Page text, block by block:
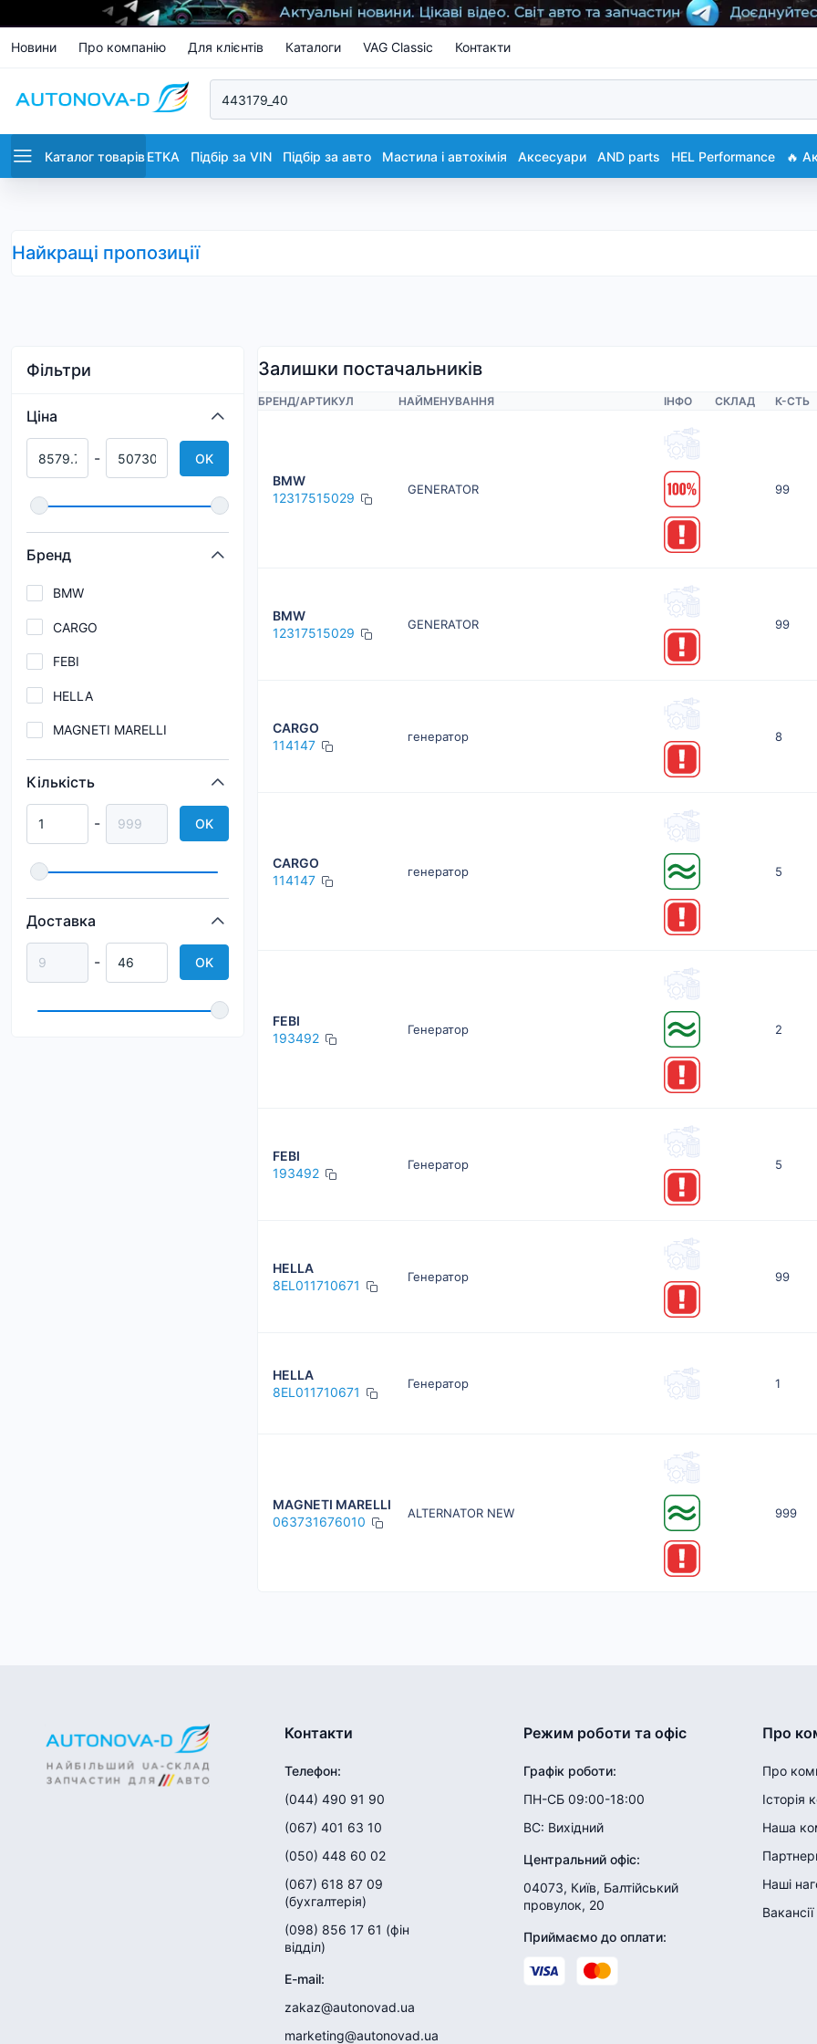
Новини Про компанію Для клієнтів Каталоги VAG Classic Контакти
Каталог товарівETKA Підбір за VIN Підбір за авто Мастила і автохімія Аксесуари AND parts HEL Performance 🔥
Найкращі пропозиції
Фільтри
Ціна
- OK
Бренд
BMW
CARGO
FEBI
HELLA
MAGNETI MARELLI
Кількість
- OK
Доставка
- OK
Залишки постачальників
БРЕНД/АРТИКУЛ НАЙМЕНУВАННЯ ІНФО СКЛАД К-CТЬ
BMW
12317515029
GENERATOR 99
BMW
12317515029
GENERATOR 99
CARGO
114147
генератор 8
CARGO
114147
генератор 5
FEBI
193492
Генератор 2
FEBI
193492
Генератор 5
HELLA
8EL011710671
Генератор 99
HELLA
8EL011710671
Генератор 1
MAGNETI MARELLI
063731676010
ALTERNATOR NEW 999
Контакти
Телефон:
(044) 490 91 90
(067) 401 63 10
(050) 448 60 02
(067) 618 87 09
(бухгалтерія)
(098) 856 17 61 (фін
відділ)
E-mail:
zakaz@autonovad.ua
marketing@autonovad.ua
Режим роботи та офіс
Графік роботи:
ПН-СБ 09:00-18:00
ВС: Вихідний
Центральний офіс:
04073, Київ, Балтійський
провулок, 20
Приймаємо до оплати:
Про
Про
Історія
Наша
Наші
Вакансії